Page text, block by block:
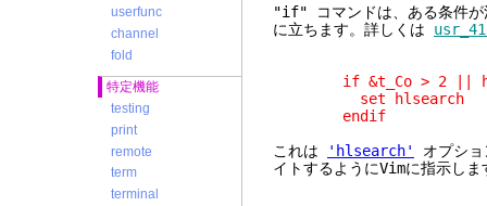
userfunc
channel
fold
特定機能
testing
print
remote
term
terminal
"if" コマンドは、ある条件が
に立ちます。詳しくは
if &t_Co > 2 ||
set hlsearch
endif
これは
'hlsearch'
オプシ
イトするようにVimに指示しま